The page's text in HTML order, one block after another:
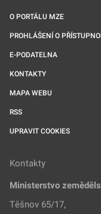
O PORTÁLU MZE
PROHLÁŠENÍ O
E-PODATELNA
KONTAKTY
MAPA WEBU
RSS
UPRAVIT COOKIES
Kontakty
Ministerstvo
Těšnov 65/17,